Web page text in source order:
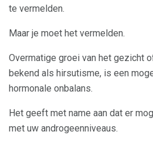
te vermelden.
Maar je moet het vermelden.
Overmatige groei van het gezicht
bekend als hirsutisme, is een
hormonale onbalans.
Het geeft met name aan dat er
met uw androgeenniveaus.